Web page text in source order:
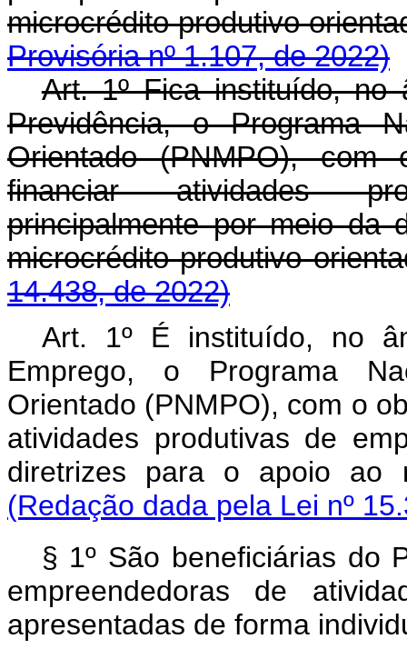
microcrédito produtivo
Provisória nº 1.107, de 2022)
Art. 1º Fica instituído, no
Previdência, o Programa
Orientado (PNMPO),
financiar atividades
principalmente por meio da
microcrédito produtivo
14.438, de 2022)
Art. 1º É instituído, no
Emprego, o Programa
Orientado (PNMPO), com o
atividades produtivas de
diretrizes para o apoio ao
(Redação dada pela Lei nº
§ 1º São beneficiárias do
empreendedoras de
apresentadas de forma